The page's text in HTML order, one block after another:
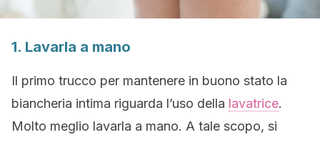
1. Lavarla a mano
Il primo trucco per mantenere in buono stato la
biancheria intima riguarda l’uso della lavatrice.
Molto meglio lavarla a mano. A tale scopo, si